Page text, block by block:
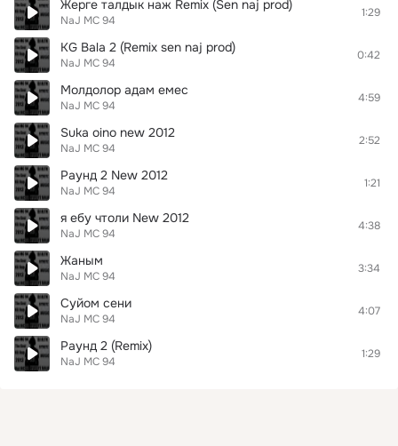
Жерге талдык наж Remix (Sen naj prod)
NaJ MC 94
1:29
KG Bala 2 (Remix sen naj prod)
NaJ MC 94
0:42
Молдолор адам емес
NaJ MC 94
4:59
Suka oino nеw 2012
NaJ MC 94
2:52
Раунд 2 New 2012
NaJ MC 94
1:21
я ебу чтоли Nеw 2012
NaJ MC 94
4:38
Жаным
NaJ MC 94
3:34
Суйом сени
NaJ MC 94
4:07
Раунд 2 (Remix)
NaJ MC 94
1:29